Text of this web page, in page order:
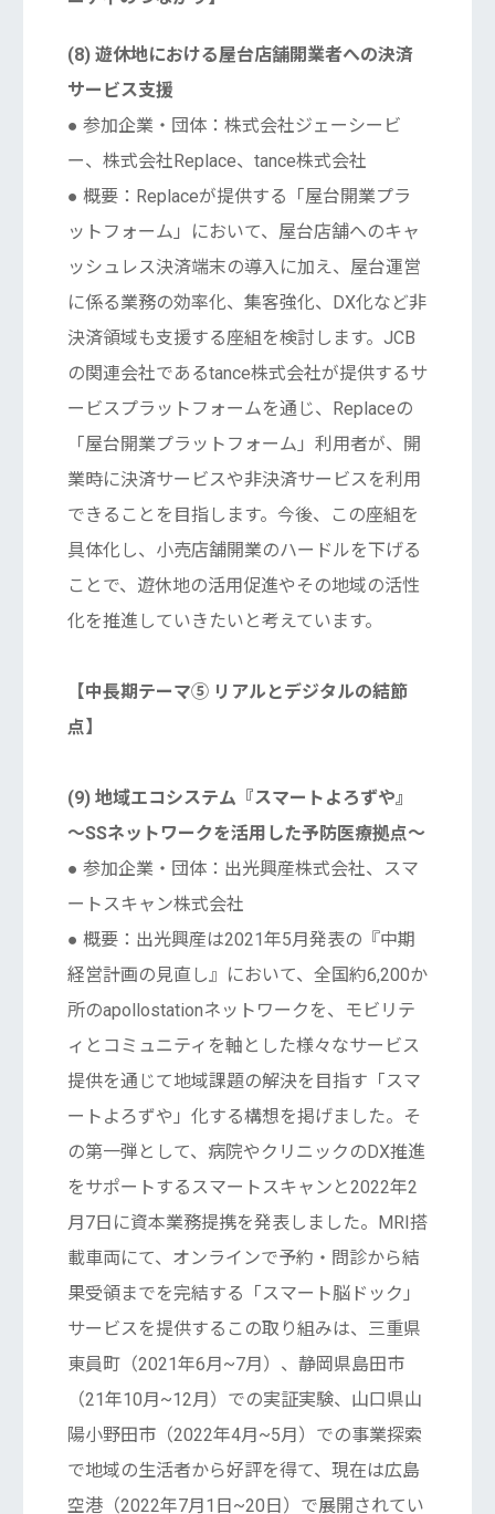
(8) 遊休地における屋台店舗開業者への決済
サービス支援
● 参加企業・団体：株式会社ジェーシービ
ー、株式会社Replace、tance株式会社
● 概要：Replaceが提供する「屋台開業プラ
ットフォーム」において、屋台店舗へのキャ
ッシュレス決済端末の導入に加え、屋台運営
に係る業務の効率化、集客強化、DX化など非
決済領域も支援する座組を検討します。JCB
の関連会社であるtance株式会社が提供するサ
ービスプラットフォームを通じ、Replaceの
「屋台開業プラットフォーム」利用者が、開
業時に決済サービスや非決済サービスを利用
できることを目指します。今後、この座組を
具体化し、小売店舗開業のハードルを下げる
ことで、遊休地の活用促進やその地域の活性
化を推進していきたいと考えています。
【中長期テーマ⑤ リアルとデジタルの結節
点】
(9) 地域エコシステム『スマートよろずや』
～SSネットワークを活用した予防医療拠点～
● 参加企業・団体：出光興産株式会社、スマ
ートスキャン株式会社
● 概要：出光興産は2021年5月発表の『中期
経営計画の見直し』において、全国約6,200か
所のapollostationネットワークを、モビリテ
ィとコミュニティを軸とした様々なサービス
提供を通じて地域課題の解決を目指す「スマ
ートよろずや」化する構想を掲げました。そ
の第一弾として、病院やクリニックのDX推進
をサポートするスマートスキャンと2022年2
月7日に資本業務提携を発表しました。MRI搭
載車両にて、オンラインで予約・問診から結
果受領までを完結する「スマート脳ドック」
サービスを提供するこの取り組みは、三重県
東員町（2021年6月~7月）、静岡県島田市
（21年10月~12月）での実証実験、山口県山
陽小野田市（2022年4月~5月）での事業探索
で地域の生活者から好評を得て、現在は広島
空港（2022年7月1日~20日）で展開されてい